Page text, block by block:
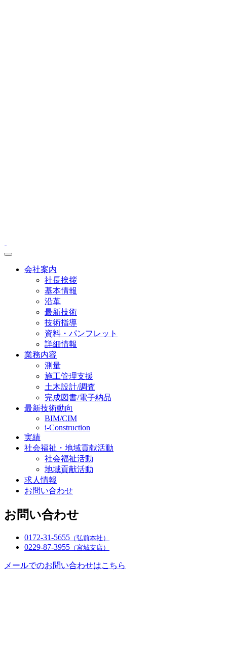
会社案内
社長挨拶
基本情報
沿革
最新技術
技術指導
資料・パンフレット
詳細情報
業務内容
測量
施工管理支援
土木設計/調査
完成図書/電子納品
最新技術動向
BIM/CIM
i-Construction
実績
社会福祉・地域貢献活動
社会福祉活動
地域貢献活動
求人情報
お問い合わせ
お問い合わせ
0172-31-5655 （弘前本社）
0229-87-3955 （宮城支店）
メールでのお問い合わせはこちら